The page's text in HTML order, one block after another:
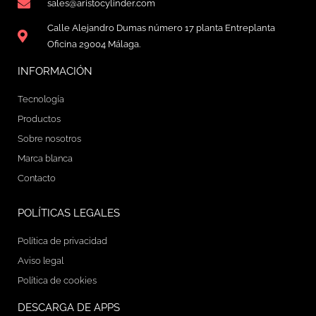
sales@aristocylinder.com
Calle Alejandro Dumas número 17 planta Entreplanta
Oficina 29004 Málaga.
INFORMACIÓN
Tecnología
Productos
Sobre nosotros
Marca blanca
Contacto
POLÍTICAS LEGALES
Política de privacidad
Aviso legal
Política de cookies
DESCARGA DE APPS